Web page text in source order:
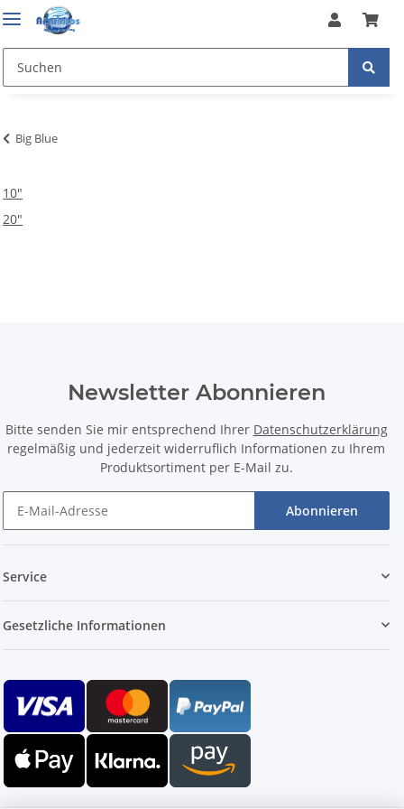
Big Blue
10"
20"
Newsletter Abonnieren
Bitte senden Sie mir entsprechend Ihrer Datenschutzerklärung
regelmäßig und jederzeit widerruflich Informationen zu Ihrem
Produktsortiment per E-Mail zu.
Abonnieren
Service
Gesetzliche Informationen